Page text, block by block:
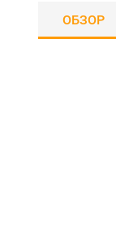
ОБЗОР